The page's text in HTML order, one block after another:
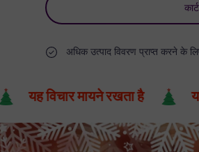
अधिक उत्पाद विवरण प्राप्त करने के
यह विचार मायने रखता है यह